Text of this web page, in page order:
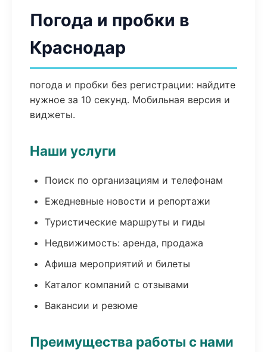
Погода и пробки в
Краснодар
погода и пробки без регистрации: найдите
нужное за 10 секунд. Мобильная версия и
виджеты.
Наши услуги
Поиск по организациям и телефонам
Ежедневные новости и репортажи
Туристические маршруты и гиды
Недвижимость: аренда, продажа
Афиша мероприятий и билеты
Каталог компаний с отзывами
Вакансии и резюме
Преимущества работы с нами